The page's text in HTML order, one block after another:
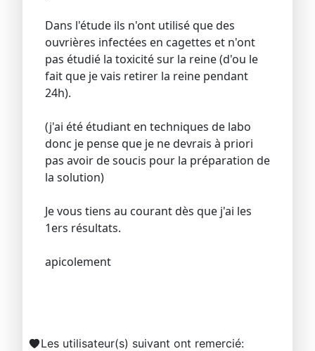
Dans l'étude ils n'ont utilisé que des
ouvrières infectées en cagettes et n'ont
pas étudié la toxicité sur la reine (d'ou le
fait que je vais retirer la reine pendant
24h).
(j'ai été étudiant en techniques de labo
donc je pense que je ne devrais à priori
pas avoir de soucis pour la préparation de
la solution)
Je vous tiens au courant dès que j'ai les
1ers résultats.
apicolement
Les utilisateur(s) suivant ont remercié: